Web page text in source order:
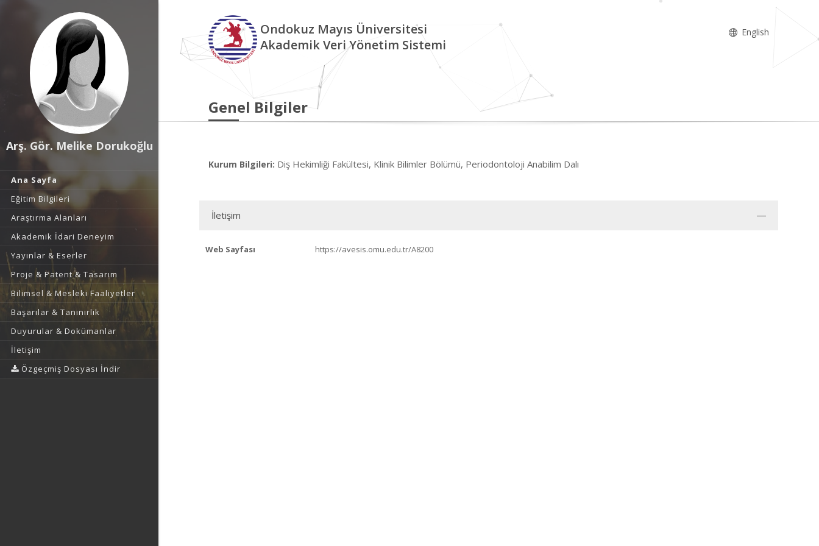
Arş. Gör. Melike Dorukoğlu
Ana Sayfa
Eğitim Bilgileri
Araştırma Alanları
Akademik İdari Deneyim
Yayınlar & Eserler
Proje & Patent & Tasarım
Bilimsel & Mesleki Faaliyetler
Başarılar & Tanınırlık
Duyurular & Dokümanlar
İletişim
Özgeçmiş Dosyası İndir
Ondokuz Mayıs Üniversitesi
Akademik Veri Yönetim Sistemi
English
Genel Bilgiler
Kurum Bilgileri: Diş Hekimliği Fakültesi, Klinik Bilimler Bölümü, Periodontoloji Anabilim Dalı
İletişim
Web Sayfası https://avesis.omu.edu.tr/A8200